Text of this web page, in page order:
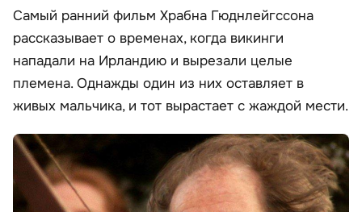
Самый ранний фильм Храбна Гюднлейгссона
рассказывает о временах, когда викинги
нападали на Ирландию и вырезали целые
племена. Однажды один из них оставляет в
живых мальчика, и тот вырастает с жаждой мести.